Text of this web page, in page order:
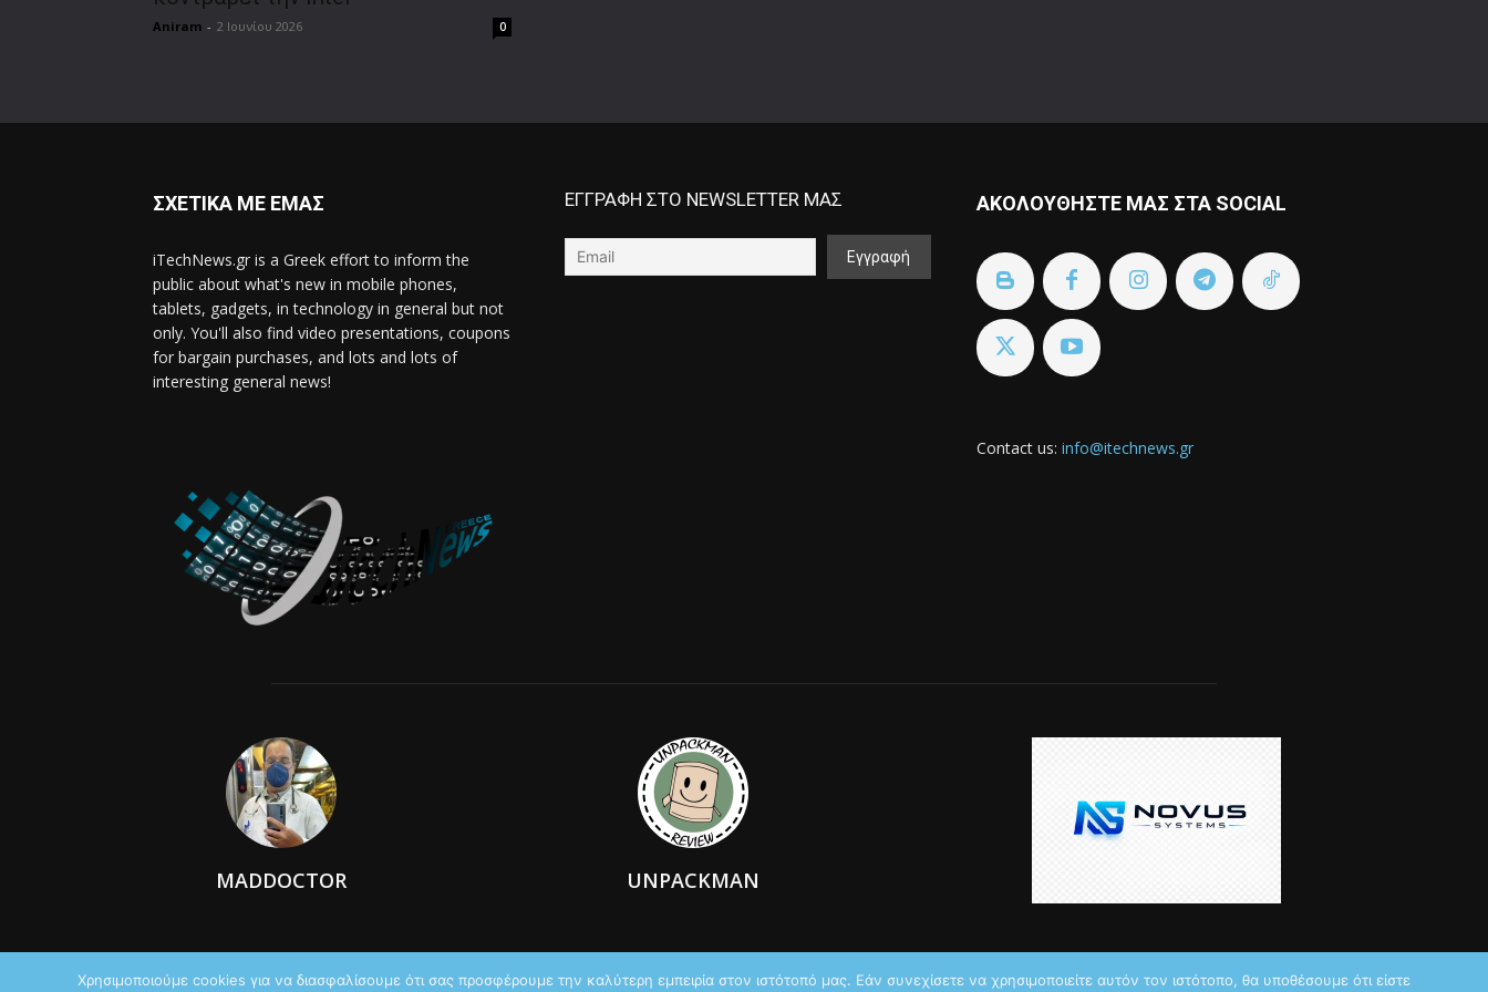
Aniram - 2 Ιουνίου 2026 0
ΣΧΕΤΙΚΑ ΜΕ ΕΜΑΣ
iTechNews.gr is a Greek effort to inform the
public about what's new in mobile phones,
tablets, gadgets, in technology in general but not
only. You'll also find video presentations, coupons
for bargain purchases, and lots and lots of
interesting general news!
ΕΓΓΡΑΦΗ ΣΤΟ NEWSLETTER ΜΑΣ ΑΚΟΛΟΥΘΗΣΤΕ ΜΑΣ ΣΤΑ SOCIAL
Contact us: info@itechnews.gr
MADDOCTOR UNPACKMAN
Χρησιμοποιούμε cookies για να διασφαλίσουμε ότι σας προσφέρουμε την καλύτερη εμπειρία στον ιστότοπό μας. Εάν συνεχίσετε να χρησιμοποιείτε αυτόν τον ιστότοπο, θα υποθέσουμε ότι είστε